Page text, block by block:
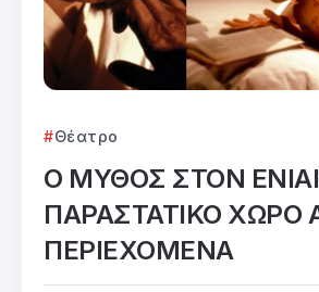
Θέατρο
Ο ΜΥΘΟΣ ΣΤΟΝ
ΠΑΡΑΣΤΑΤΙΚΟ ΧΩΡΟ
ΠΕΡΙΕΧΟΜΕΝΑ